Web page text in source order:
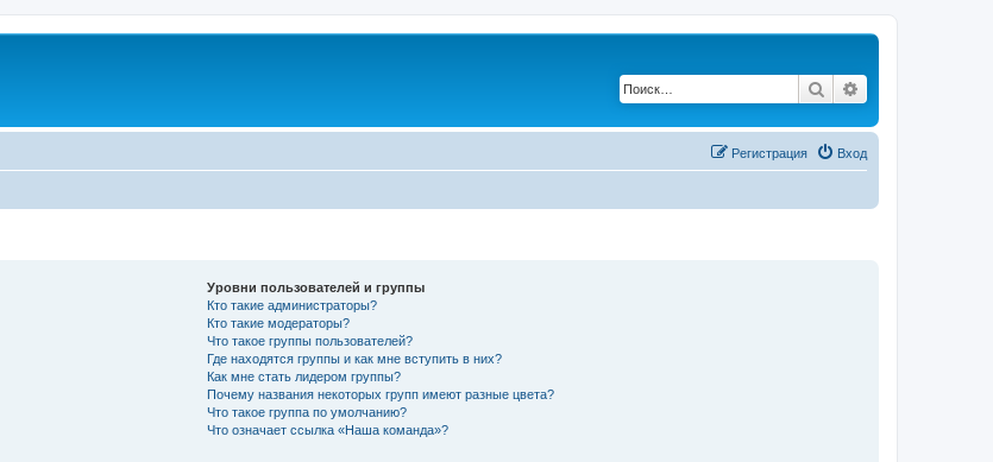
Поиск
Вход
Регистрация
Уровни пользователей и группы
Кто такие администраторы?
Кто такие модераторы?
Что такое группы пользователей?
Где находятся группы и как мне вступить в них?
Как мне стать лидером группы?
Почему названия некоторых групп имеют разные цвета?
Что такое группа по умолчанию?
Что означает ссылка «Наша команда»?